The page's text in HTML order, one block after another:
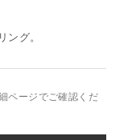
グ。
ページでご確認くだ